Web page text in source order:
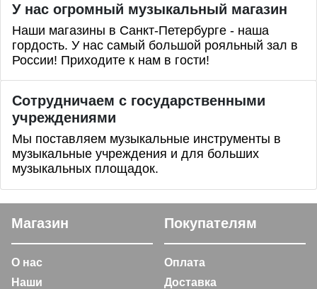
У нас огромный музыкальный магазин
Наши магазины в Санкт-Петербурге - наша
гордость. У нас самый большой рояльный зал в
России! Приходите к нам в гости!
Сотрудничаем с государственными
учреждениями
Мы поставляем музыкальные инструменты в
музыкальные учреждения и для больших
музыкальных площадок.
Магазин
О нас
Наши
Покупателям
Оплата
Доставка